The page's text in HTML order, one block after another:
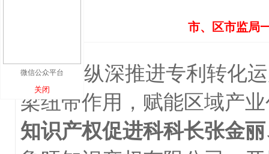
市、区市监局
为纵深推进专利转化运
梁纽带作用，赋能区域产
知识产权促进科科长张金
微信公众平台
关闭